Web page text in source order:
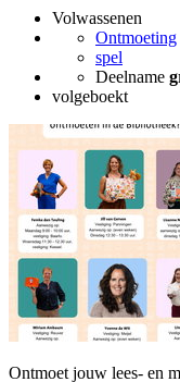
Volwassenen
Ontmoeting
spel
Deelname
volgeboekt
Ontmoet jouw lees- en